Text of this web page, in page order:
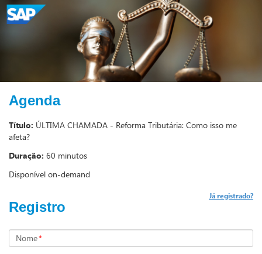
Agenda
Título: ÚLTIMA CHAMADA - Reforma Tributária: Como isso me
afeta?
Duração: 60 minutos
Disponível on-demand
Registro
Já registrado?
Nome*